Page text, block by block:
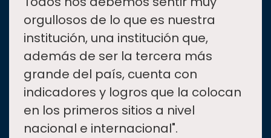
orgullosos de lo que es nuestra
institución, una institución que,
además de ser la tercera más
grande del país, cuenta con
indicadores y logros que la colocan
en los primeros sitios a nivel
nacional e internacional".